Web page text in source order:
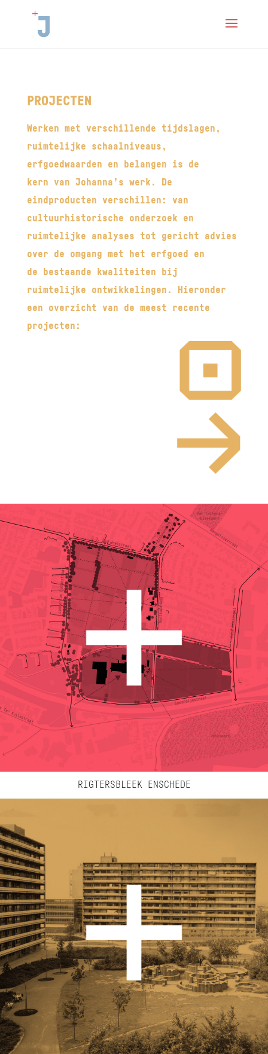
PROJECTEN
Werken met verschillende tijdslagen,
ruimtelijke schaalniveaus,
erfgoedwaarden en belangen is de
kern van Johanna’s werk. De
eindproducten verschillen: van
cultuurhistorische onderzoek en
ruimtelijke analyses tot gericht advies
over de omgang met het erfgoed en
de bestaande kwaliteiten bij
ruimtelijke ontwikkelingen. Hieronder
een overzicht van de meest recente
projecten:
RIGTERSBLEEK ENSCHEDE